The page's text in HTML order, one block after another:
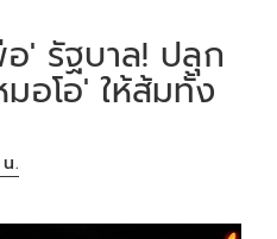
' รัฐบาล! ปลุก
อโอ' ให้ส้มทั้ง
.